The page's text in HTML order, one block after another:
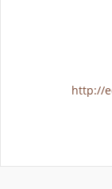
http://